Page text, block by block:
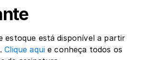
estoque está disponível a partir
Clique aqui e conheça todos os